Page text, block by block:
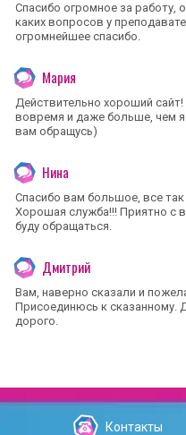
Спасибо огромное за работу,
каких вопросов у
огромнейшее спасибо.
Мария
Действительно хороший
вовремя и даже больше, чем я
вам обращусь)
Нина
Спасибо вам большое, все
Хорошая служба!!! Приятно с
буду обращаться.
Дмитрий
Вам, наверно сказали и
Присоединюсь к сказанному.
дорого.
Контакты